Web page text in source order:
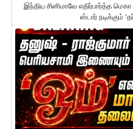
இந்திய சினிமாவே எதிர்பார்த்த
ஸ்டார் நடிக்கும்